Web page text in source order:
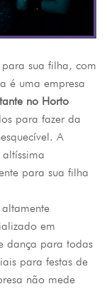
sua filha, com
é uma empresa
no Horto
para fazer da
A
para sua filha
em
dança para todas
para festas de
não mede